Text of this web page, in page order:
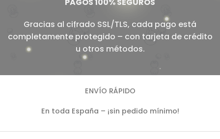
Gracias al cifrado SSL/TLS, cada pago está
completamente protegido – con tarjeta de crédito
u otros métodos.
ENVÍO RÁPIDO
En toda España – ¡sin pedido mínimo!